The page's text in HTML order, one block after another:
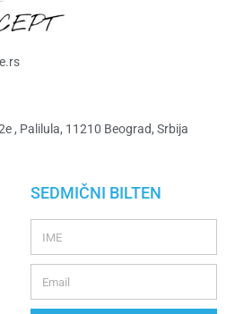
, Palilula, 11210 Beograd, Srbija
SEDMIČNI BILTEN